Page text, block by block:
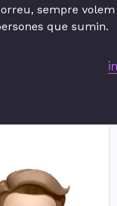
sempre
que sumin.